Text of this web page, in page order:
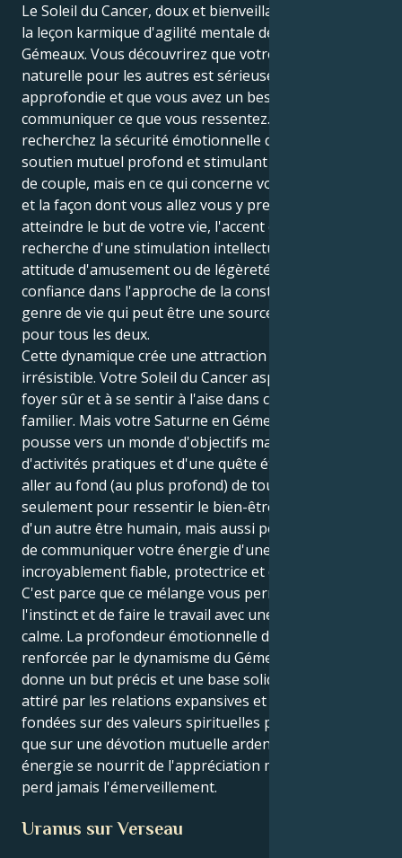
Le Soleil du Cancer, doux et bienveillant, s'oppose à
la leçon karmique d'agilité mentale de Saturne en
Gémeaux. Vous découvrirez que votre attention
naturelle pour les autres est sérieusement
approfondie et que vous avez un besoin intense de
communiquer ce que vous ressentez. Vous
recherchez la sécurité émotionnelle d'une part et un
soutien mutuel profond et stimulant pour votre vie
de couple, mais en ce qui concerne votre motivation
et la façon dont vous allez vous y prendre pour
atteindre le but de votre vie, l'accent est mis sur la
recherche d'une stimulation intellectuelle, d'une
attitude d'amusement ou de légèreté et d'une
confiance dans l'approche de la construction du
genre de vie qui peut être une source de sanctuaire
pour tous les deux.
Cette dynamique crée une attraction charmante et
irrésistible. Votre Soleil du Cancer aspire à créer un
foyer sûr et à se sentir à l'aise dans ce qui lui est
familier. Mais votre Saturne en Gémeaux vous
pousse vers un monde d'objectifs matériels,
d'activités pratiques et d'une quête éternelle pour
aller au fond (au plus profond) de tout. Et non
seulement pour ressentir le bien-être émotionnel
d'un autre être humain, mais aussi pour être capable
de communiquer votre énergie d'une manière
incroyablement fiable, protectrice et dévouée.
C'est parce que ce mélange vous permet d'agir à
l'instinct et de faire le travail avec une résolution
calme. La profondeur émotionnelle du Cancer est
renforcée par le dynamisme du Gémeaux, qui lui
donne un but précis et une base solide. Vous êtes
attiré par les relations expansives et optimistes,
fondées sur des valeurs spirituelles partagées ainsi
que sur une dévotion mutuelle ardente. Votre
énergie se nourrit de l'appréciation mutuelle et ne
perd jamais l'émerveillement.
Uranus sur Verseau